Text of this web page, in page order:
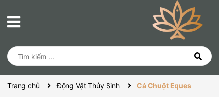
Trang chủ Động Vật Thủy Sinh Cá Chuột Eques